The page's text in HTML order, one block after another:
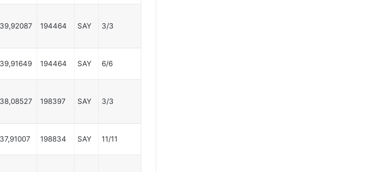
194464 SAY 3/3
194464 SAY 6/6
198397 SAY 3/3
198834 SAY 11/11